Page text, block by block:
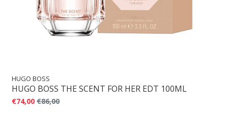
HUGO BOSS
HUGO BOSS THE SCENT FOR HER EDT 100ML
€74,00 €86,00